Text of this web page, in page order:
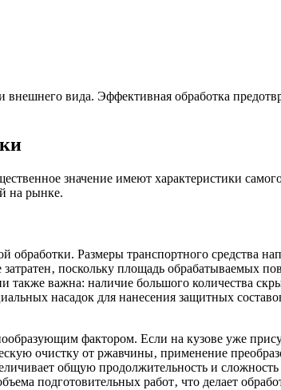
вида. Эффективная обработка
значение имеют характеристики
на рынке.
Размеры транспортного средства
поскольку площадь обрабатываемых
важна: наличие большого количества
насадок для нанесения защитных
фактором. Если на кузове уже
очистку от ржавчины‚ применение
общую продолжительность и сложность
подготовительных работ‚ что делает